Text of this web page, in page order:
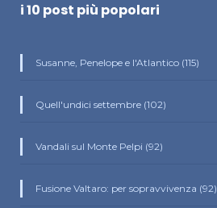
i 10 post più popolari
Susanne, Penelope e l'Atlantico (115)
Quell'undici settembre (102)
Vandali sul Monte Pelpi (92)
Fusione Valtaro: per sopravvivenza (92)